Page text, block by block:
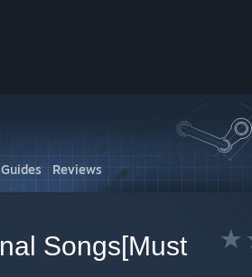
Guides Reviews
Songs[Must